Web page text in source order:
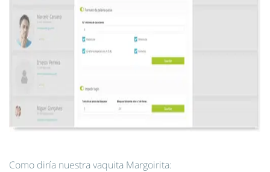
Como diría nuestra vaquita Margoirita: